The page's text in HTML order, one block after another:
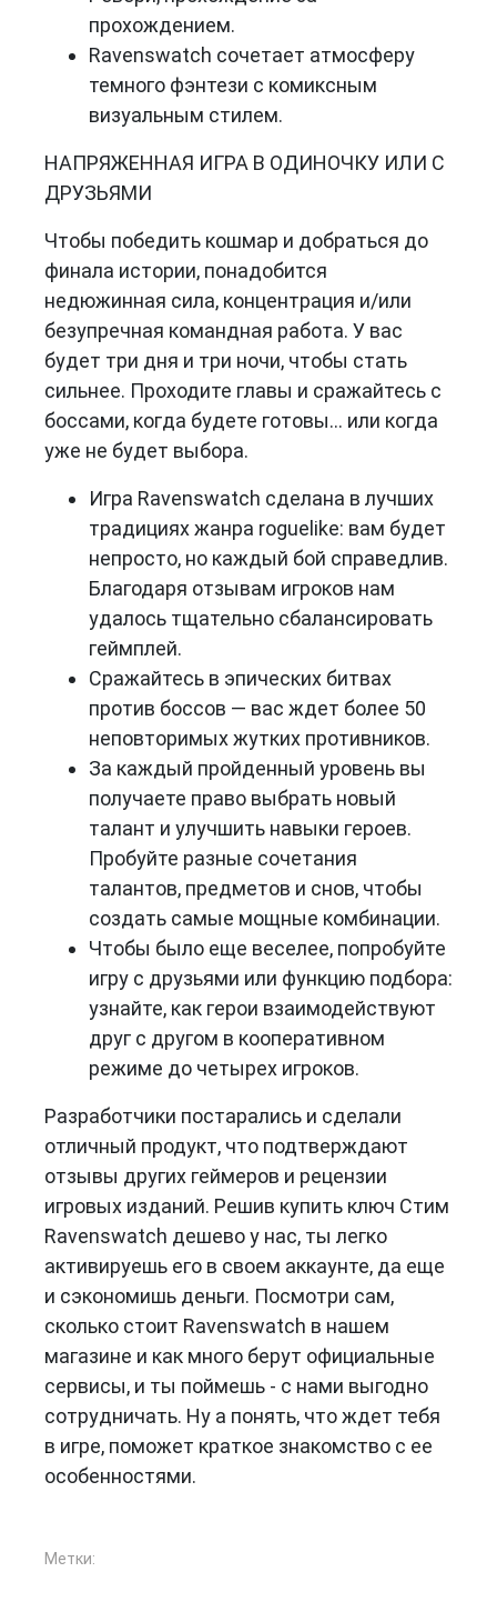
прохождением.
Ravenswatch сочетает атмосферу
темного фэнтези с комиксным
визуальным стилем.
НАПРЯЖЕННАЯ ИГРА В ОДИНОЧКУ ИЛИ С
ДРУЗЬЯМИ
Чтобы победить кошмар и добраться до
финала истории, понадобится
недюжинная сила, концентрация и/или
безупречная командная работа. У вас
будет три дня и три ночи, чтобы стать
сильнее. Проходите главы и сражайтесь с
боссами, когда будете готовы... или когда
уже не будет выбора.
Игра Ravenswatch сделана в лучших
традициях жанра roguelike: вам будет
непросто, но каждый бой справедлив.
Благодаря отзывам игроков нам
удалось тщательно сбалансировать
геймплей.
Сражайтесь в эпических битвах
против боссов — вас ждет более 50
неповторимых жутких противников.
За каждый пройденный уровень вы
получаете право выбрать новый
талант и улучшить навыки героев.
Пробуйте разные сочетания
талантов, предметов и снов, чтобы
создать самые мощные комбинации.
Чтобы было еще веселее, попробуйте
игру с друзьями или функцию подбора:
узнайте, как герои взаимодействуют
друг с другом в кооперативном
режиме до четырех игроков.
Разработчики постарались и сделали
отличный продукт, что подтверждают
отзывы других геймеров и рецензии
игровых изданий. Решив купить ключ Стим
Ravenswatch дешево у нас, ты легко
активируешь его в своем аккаунте, да еще
и сэкономишь деньги. Посмотри сам,
сколько стоит Ravenswatch в нашем
магазине и как много берут официальные
сервисы, и ты поймешь - с нами выгодно
сотрудничать. Ну а понять, что ждет тебя
в игре, поможет краткое знакомство с ее
особенностями.
Метки: